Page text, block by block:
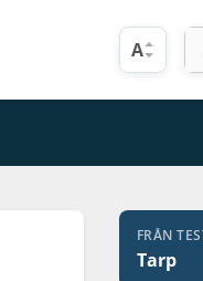
A
FRÅN
Tarp